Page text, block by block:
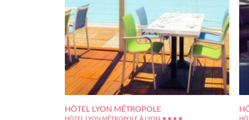
HÔTEL LYON MÉTROPOLE
HÔTEL LYON MÉTROPOLE À LYON ★★★★